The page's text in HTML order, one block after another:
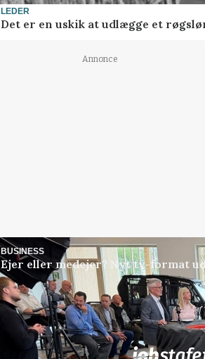
LEDER
Det er en uskik at udlægge et
Annonce
BUSINESS
Ejer eller medejer? Nyt tv-format
i samarbejde med